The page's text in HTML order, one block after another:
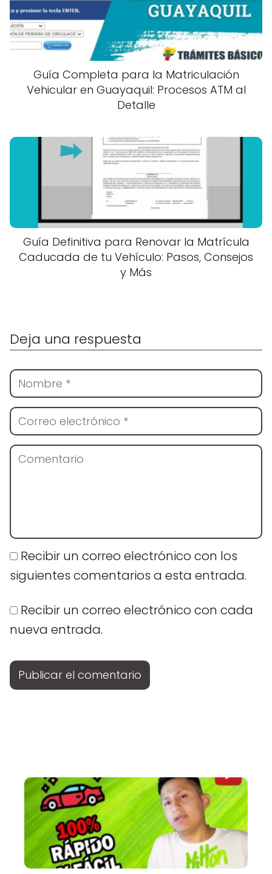
Guía Completa para la Matriculación
Vehicular en Guayaquil: Procesos ATM al
Detalle
Guía Definitiva para Renovar la Matrícula
Caducada de tu Vehículo: Pasos, Consejos
y Más
Deja una respuesta
Recibir un correo electrónico con los
siguientes comentarios a esta entrada.
Recibir un correo electrónico con cada
nueva entrada.